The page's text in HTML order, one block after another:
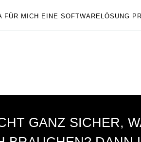
FÜR MICH EINE SOFTWARELÖSUNG
GANZ SICHER,